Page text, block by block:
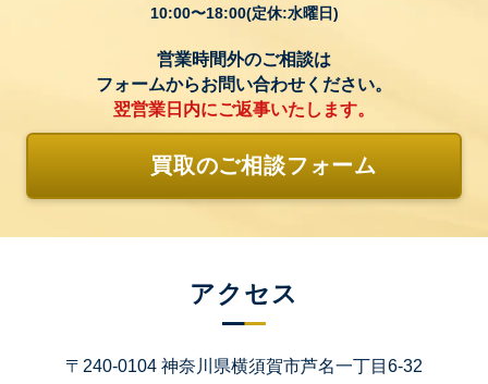
10:00〜18:00(定休:水曜日)
営業時間外のご相談は
フォームからお問い合わせください。
翌営業日内にご返事いたします。
買取のご相談フォーム
アクセス
〒240-0104 神奈川県横須賀市芦名一丁目6-32